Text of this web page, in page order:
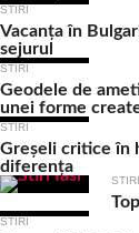
STIRI
Vacanța în
sejurul
STIRI
Geodele de
unei forme
STIRI
Greșeli critice în
diferența
STIRI
STIRI